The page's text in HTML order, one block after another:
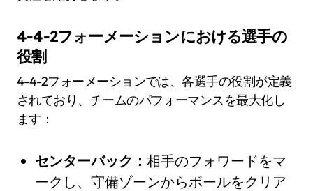
4-4-2フォーメーションにおける選手の
役割
4-4-2フォーメーションでは、各選手の役割が定義
されており、チームのパフォーマンスを最大化し
ます：
センターバック： 相手のフォワードをマ
ークし、守備ゾーンからボールをクリア